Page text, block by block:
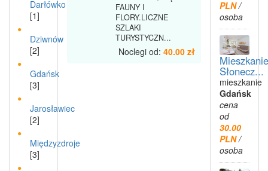
Darłówko
[1]
Dziwnów
[2]
Gdańsk
[3]
Jarosławiec
[2]
Międzyzdroje
[3]
FAUNY I
FLORY.LICZNE
SZLAKI
TURYSTYCZN...
Noclegi od: 40.00 zł
PLN/
osoba
Mieszkanie
Słonecz...
mieszkanie
Gdańsk
cena
od
30.00
PLN/
osoba